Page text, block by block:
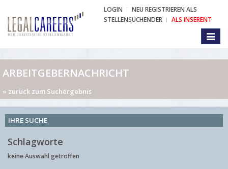
LOGIN
NEU REGISTRIEREN ALS
STELLENSUCHENDER
ALS INSERENT
ARBEITGEBERNACHRICHT
» zurück zum Suchergebnis
IHRE SUCHE
Schlagworte
keine Auswahl getroffen